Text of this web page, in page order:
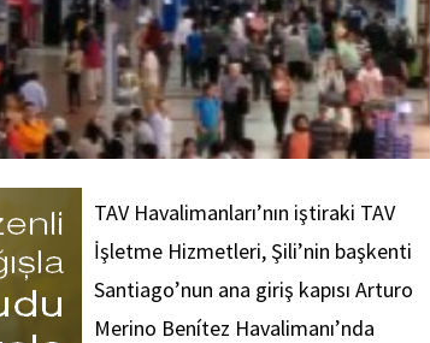
TAV Havalimanları’nın iştiraki TAV
İşletme Hizmetleri, Şili’nin başkenti
Santiago’nun ana giriş kapısı Arturo
Merino Benítez Havalimanı’nda